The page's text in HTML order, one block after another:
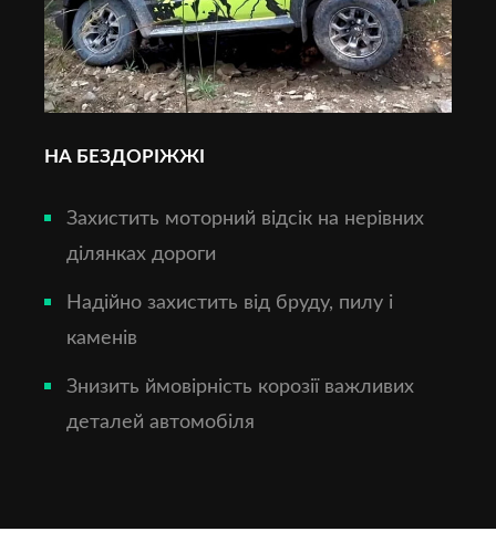
НА БЕЗДОРІЖЖІ
Захистить моторний відсік на нерівних
ділянках дороги
Надійно захистить від бруду, пилу і
каменів
Знизить ймовірність корозії важливих
деталей автомобіля